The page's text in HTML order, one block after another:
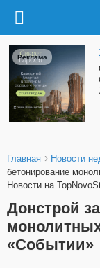
Реклама
Главная › Новости
бетонирование
Новости на
Донстрой
«Событии»